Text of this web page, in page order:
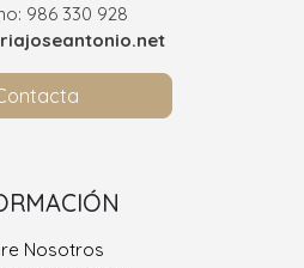
986 330 928
Nosotros